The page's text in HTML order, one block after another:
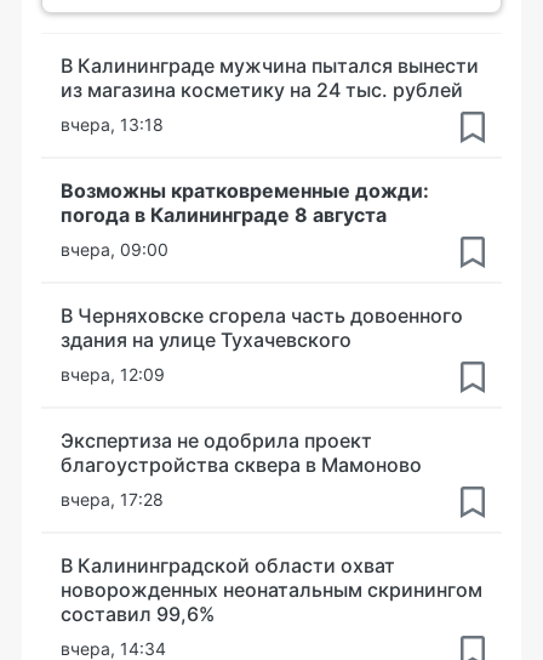
В Калининграде мужчина пытался вынести
из магазина косметику на 24 тыс. рублей
вчера, 13:18
Возможны кратковременные дожди:
погода в Калининграде 8 августа
вчера, 09:00
В Черняховске сгорела часть довоенного
здания на улице Тухачевского
вчера, 12:09
Экспертиза не одобрила проект
благоустройства сквера в Мамоново
вчера, 17:28
В Калининградской области охват
новорожденных неонатальным скринингом
составил 99,6%
вчера, 14:34